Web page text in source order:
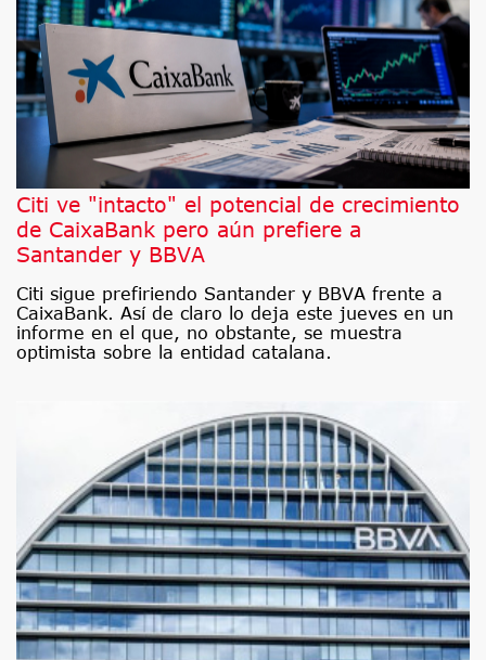
Citi ve "intacto" el potencial de crecimiento
de CaixaBank pero aún prefiere a
Santander y BBVA
Citi sigue prefiriendo Santander y BBVA frente a
CaixaBank. Así de claro lo deja este jueves en un
informe en el que, no obstante, se muestra
optimista sobre la entidad catalana.